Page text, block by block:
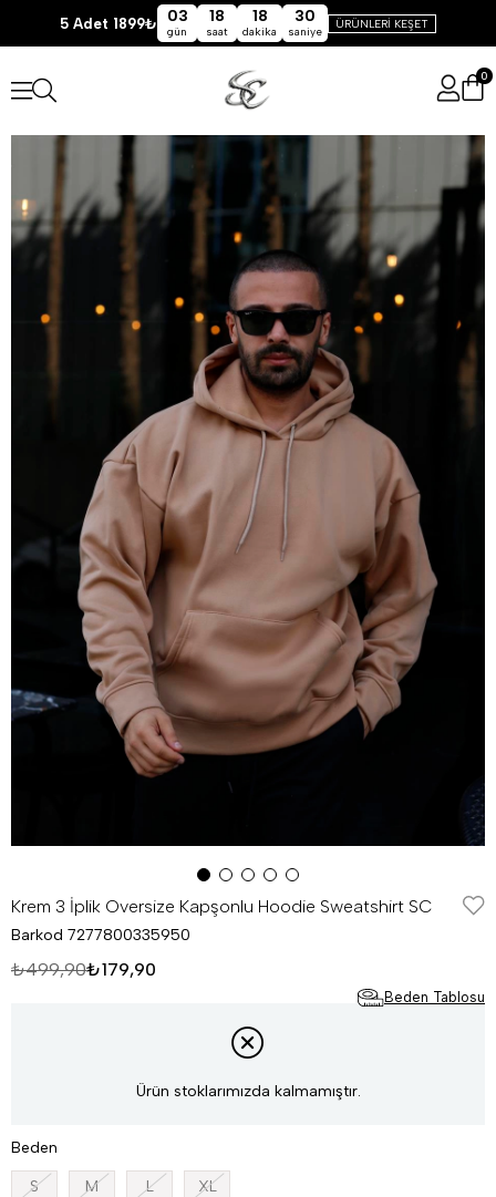
5 Adet 1899₺ 03
gün
18
saat
18
dakika
29
saniye
ÜRÜNLERİ KEŞET
0
Krem 3 İplik Oversize Kapşonlu Hoodie Sweatshirt SC
Barkod 7277800335950
₺499,90₺179,90
Beden Tablosu
Ürün stoklarımızda kalmamıştır.
Beden
S M L XL